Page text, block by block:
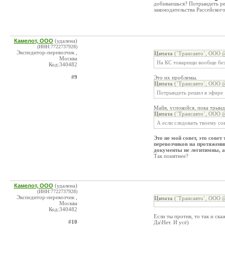
добиваешься? Потрындеть
законодательства
Камелот, ООО (удалена)
(ИНН:7722737928)
Экспедитор-перевозчик ,
Москва
Код:340482
#9
Цитата (`Трансавто`, ООО
На КС товарищи вообще без
Это их проблемы.
Цитата (`Трансавто`, ООО
Потрындеть решил в эфире
Майя, успокойся, пока
Цитата (`Трансавто`, ООО
А если следовать твоему
Это не мой совет, это
перевозчиков на
документы не легитимны,
Так понятнее?
Камелот, ООО (удалена)
(ИНН:7722737928)
Экспедитор-перевозчик ,
Москва
Код:340482
#10
Цитата (`Трансавто`, ООО
Если ты против, то так и
Да\Нет. И усё)